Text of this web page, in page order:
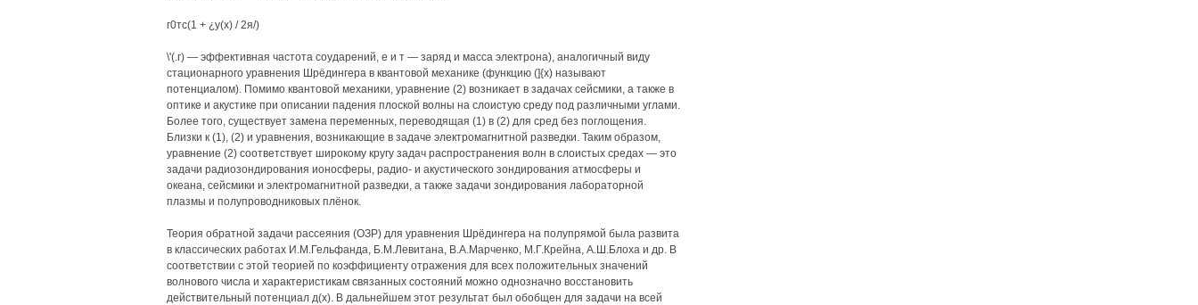
г0тс(1 + ¿у(х) / 2я/)
\'(.г) — эффективная частота соударений, е и т — заряд и масса электрона), аналогичный виду
стационарного уравнения Шрёдингера в квантовой механике (функцию (]{х) называют
потенциалом). Помимо квантовой механики, уравнение (2) возникает в задачах сейсмики, а также в
оптике и акустике при описании падения плоской волны на слоистую среду под различными углами.
Более того, существует замена переменных, переводящая (1) в (2) для сред без поглощения.
Близки к (1), (2) и уравнения, возникающие в задаче электромагнитной разведки. Таким образом,
уравнение (2) соответствует широкому кругу задач распространения волн в слоистых средах — это
задачи радиозондирования ионосферы, радио- и акустического зондирования атмосферы и
океана, сейсмики и электромагнитной разведки, а также задачи зондирования лабораторной
плазмы и полупроводниковых плёнок.
Теория обратной задачи рассеяния (ОЗР) для уравнения Шрёдингера на полупрямой была развита
в классических работах И.М.Гельфанда, Б.М.Левитана, В.А.Марченко, М.Г.Крейна, А.Ш.Блоха и др. В
соответствии с этой теорией по коэффициенту отражения для всех положительных значений
волнового числа и характеристикам связанных состояний можно однозначно восстановить
действительный потенциал д(х). В дальнейшем этот результат был обобщен для задачи на всей